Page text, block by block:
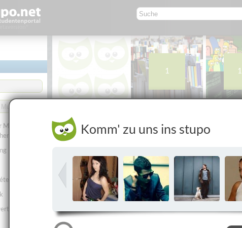
und
1
Hochschule für Musik und Theater München
Komm' zu uns ins stupo